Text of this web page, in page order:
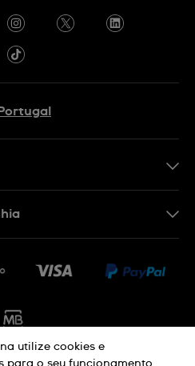
utilize cookies e
para o seu funcionamento,